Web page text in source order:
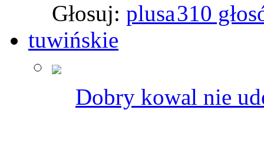
Głosuj:
310
tuwińskie
Dobry kowal nie